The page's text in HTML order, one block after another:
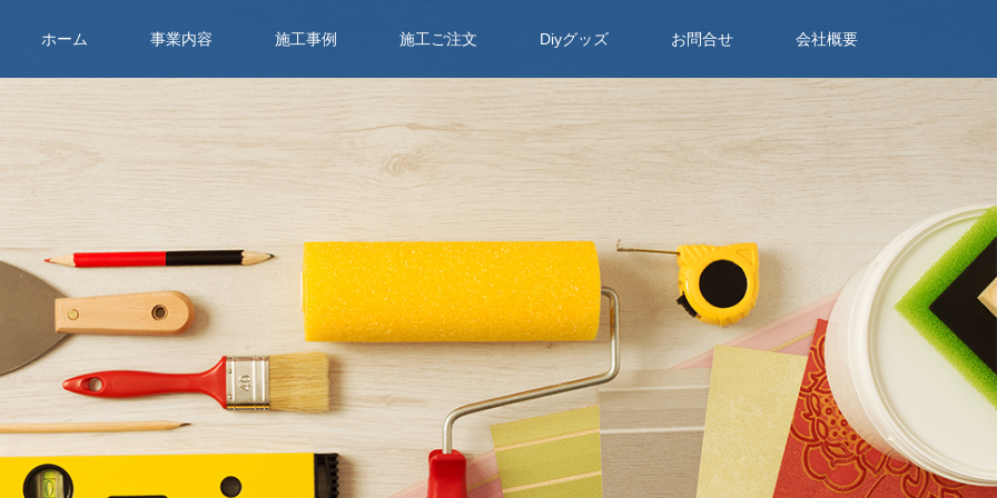
ホーム 事業内容 施工事例 施工ご注文 Diyグッズ お問合せ 会社概要